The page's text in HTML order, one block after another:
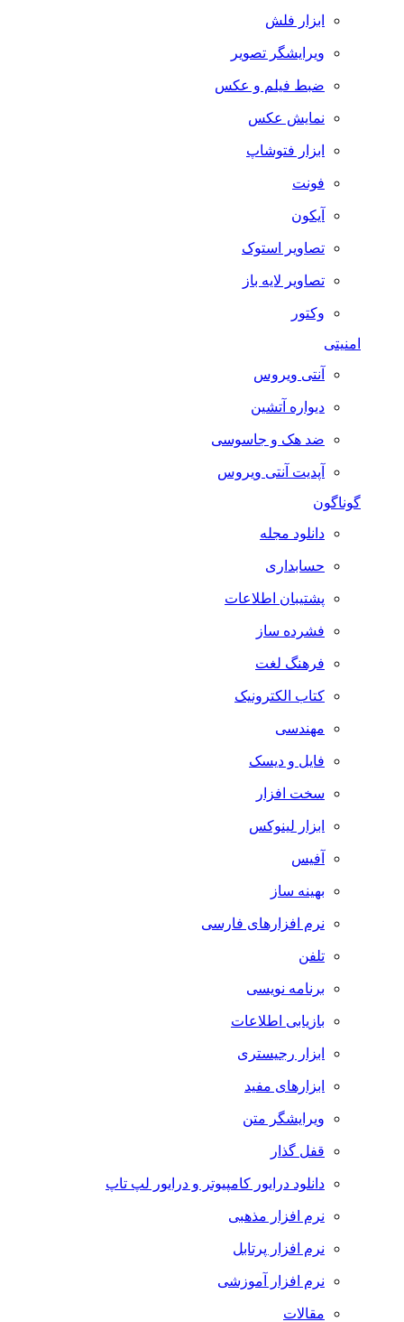
ابزار فلش
ویرایشگر تصویر
ضبط فيلم و عكس
نمایش عکس
ابزار فتوشاپ
فونت
آیکون
تصاویر استوک
تصاویر لایه باز
وکتور
امنیتی
آنتی ویروس
دیواره آتشین
ضد هک و جاسوسی
آپدیت آنتی ویروس
گوناگون
دانلود مجله
حسابداری
پشتیبان اطلاعات
فشرده ساز
فرهنگ لغت
کتاب الکترونیک
مهندسی
فایل و دیسک
سخت افزار
ابزار لینوکس
آفیس
بهینه ساز
نرم افزارهای فارسی
تلفن
برنامه نویسی
بازیابی اطلاعات
ابزار رجیستری
ابزارهای مفید
ویرایشگر متن
قفل گذار
دانلود درایور کامپیوتر و درایور لپ تاپ
نرم افزار مذهبی
نرم افزار پرتابل
نرم افزار آموزشی
مقالات